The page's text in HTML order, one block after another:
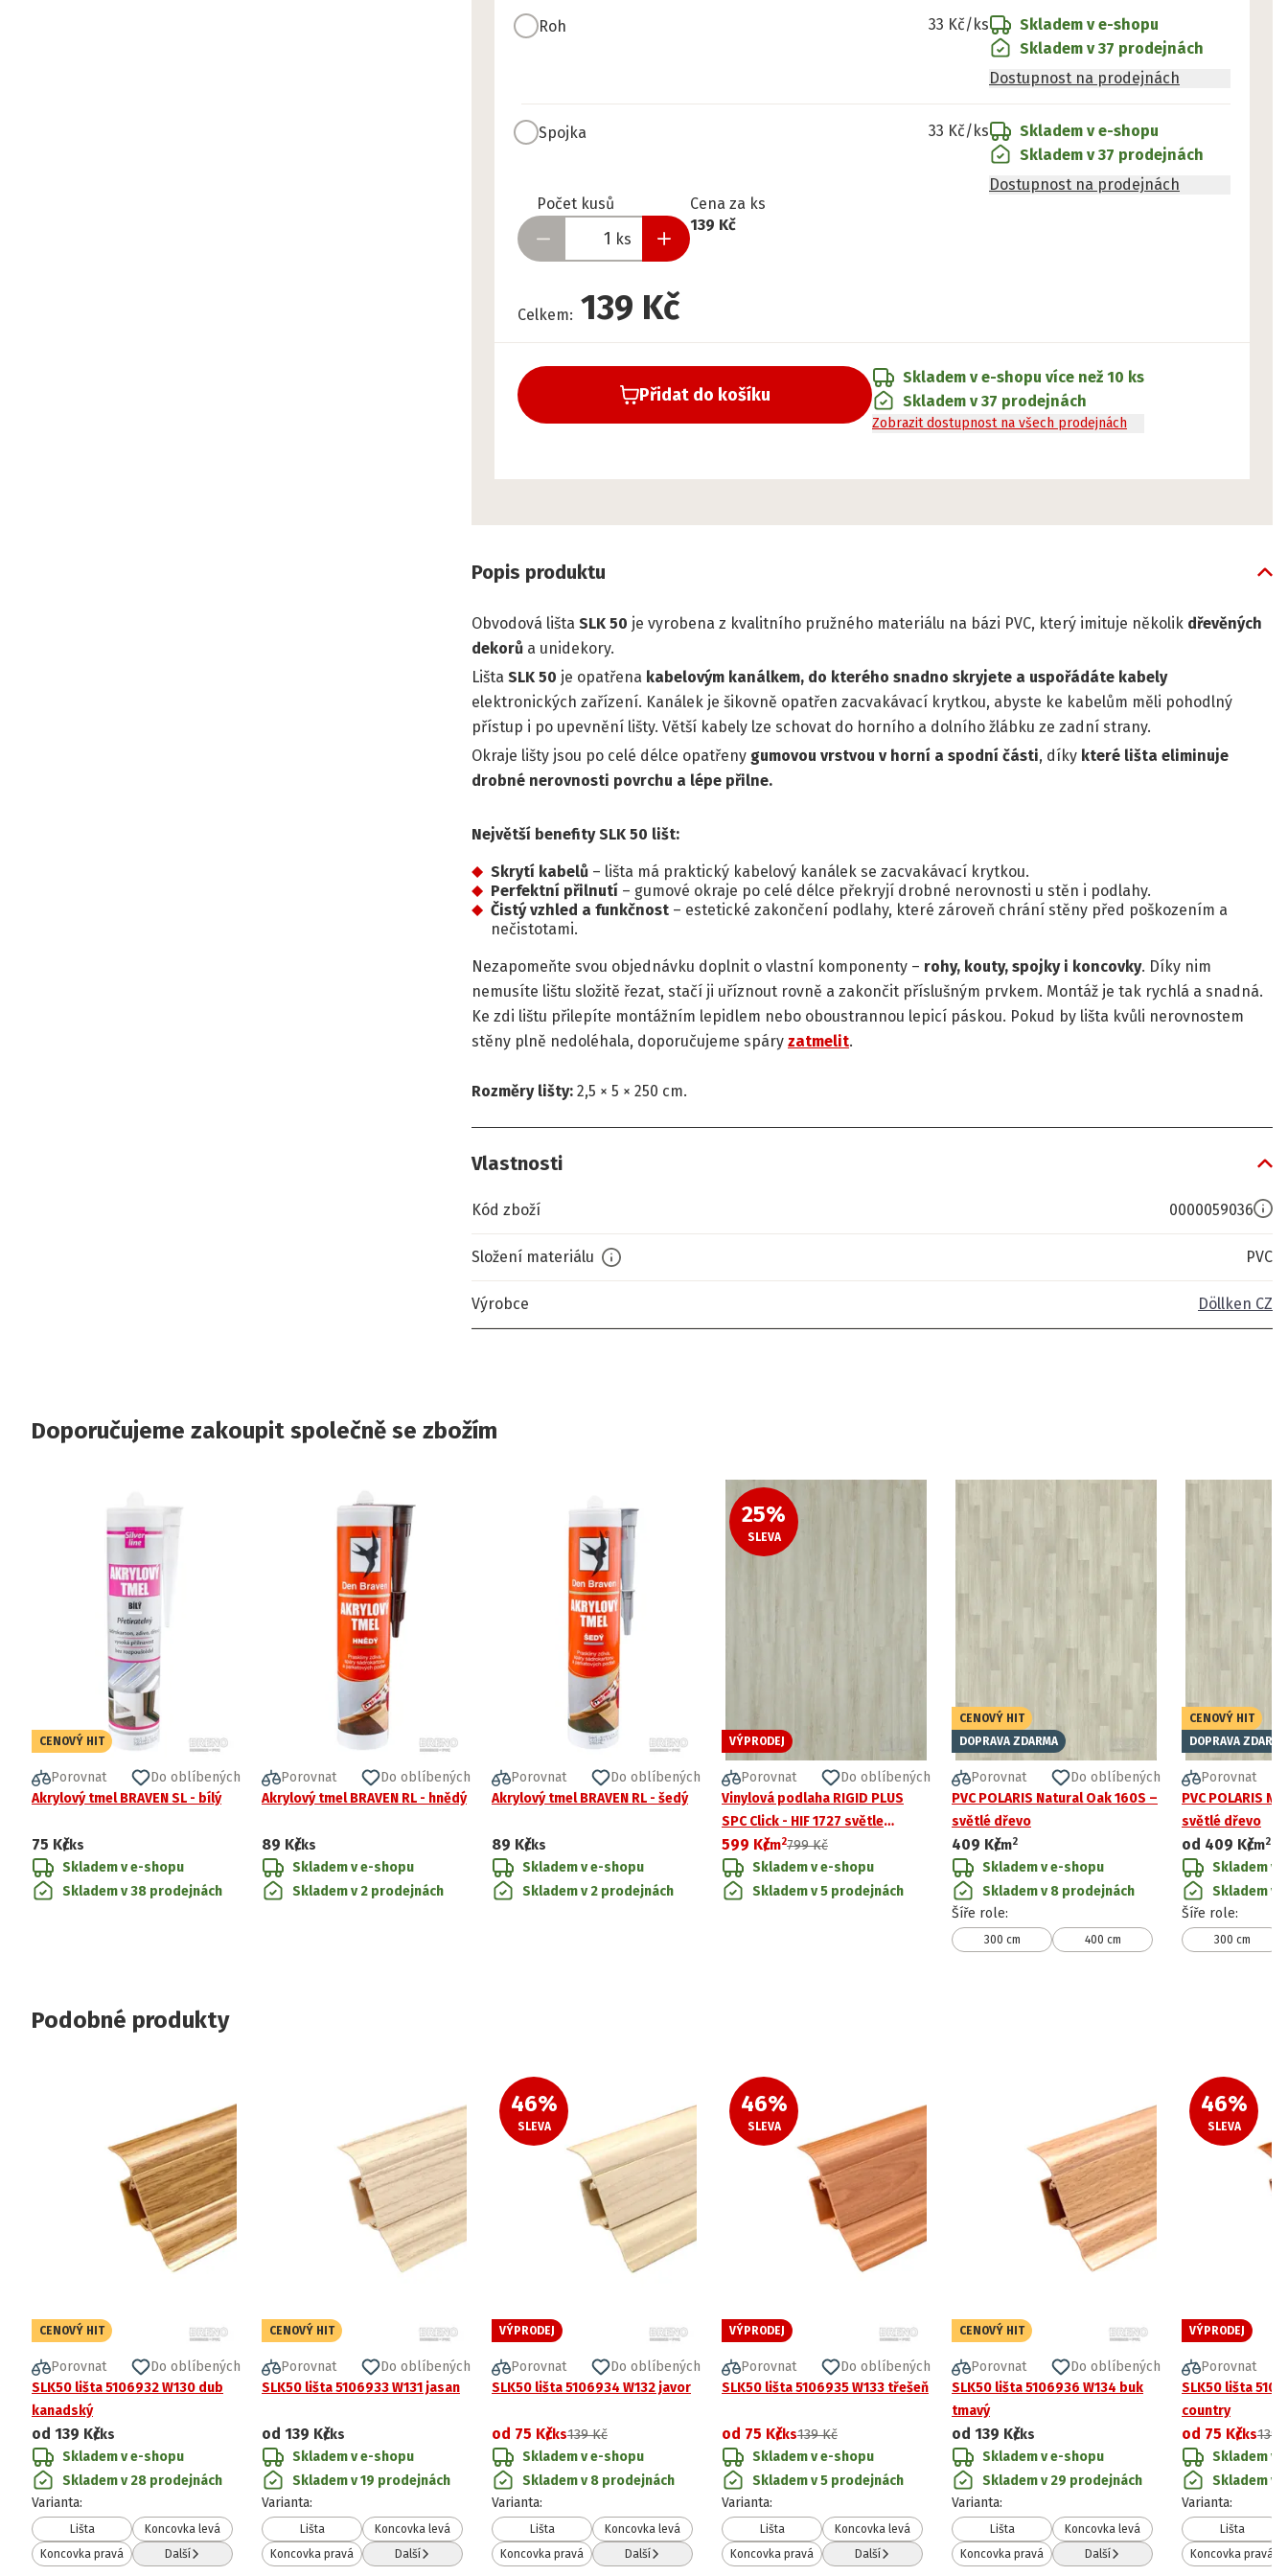
Roh 33 Kč/ks
Skladem v e-shopu
Skladem v 37 prodejnách
Dostupnost na prodejnách
Spojka 33 Kč/ks
Skladem v e-shopu
Skladem v 37 prodejnách
Dostupnost na prodejnách
Počet kusů
ks
Připraveno
Cena za ks
139 Kč
Celkem: 139 Kč
Přidat do košíku
Skladem v e-shopu více než 10 ks
Skladem v 37 prodejnách
Zobrazit dostupnost na všech prodejnách
Popis produktu
Obvodová lišta SLK 50 je vyrobena z kvalitního pružného materiálu na bázi PVC, který imituje několik dřevěných
dekorů a unidekory.
Lišta SLK 50 je opatřena kabelovým kanálkem, do kterého snadno skryjete a uspořádáte kabely
elektronických zařízení. Kanálek je šikovně opatřen zacvakávací krytkou, abyste ke kabelům měli pohodlný
přístup i po upevnění lišty. Větší kabely lze schovat do horního a dolního žlábku ze zadní strany.
Okraje lišty jsou po celé délce opatřeny gumovou vrstvou v horní a spodní části, díky které lišta eliminuje
drobné nerovnosti povrchu a lépe přilne.
Největší benefity SLK 50 lišt:
Skrytí kabelů – lišta má praktický kabelový kanálek se zacvakávací krytkou.
Perfektní přilnutí – gumové okraje po celé délce překryjí drobné nerovnosti u stěn i podlahy.
Čistý vzhled a funkčnost – estetické zakončení podlahy, které zároveň chrání stěny před poškozením a
nečistotami.
Nezapomeňte svou objednávku doplnit o vlastní komponenty – rohy, kouty, spojky i koncovky. Díky nim
nemusíte lištu složitě řezat, stačí ji uříznout rovně a zakončit příslušným prvkem. Montáž je tak rychlá a snadná.
Ke zdi lištu přilepíte montážním lepidlem nebo oboustrannou lepicí páskou. Pokud by lišta kvůli nerovnostem
stěny plně nedoléhala, doporučujeme spáry zatmelit.
Rozměry lišty: 2,5 × 5 × 250 cm.
Vlastnosti
Kód zboží 0000059036
Složení materiálu PVC
Výrobce Döllken CZ
Doporučujeme zakoupit společně se zbožím
CENOVÝ HIT
Porovnat
Do oblíbených
Akrylový tmel BRAVEN SL - bílý
75 Kč/ks
Skladem v e-shopu
Skladem v 38 prodejnách
Porovnat
Do oblíbených
Akrylový tmel BRAVEN RL - hnědý
89 Kč/ks
Skladem v e-shopu
Skladem v 2 prodejnách
Porovnat
Do oblíbených
Akrylový tmel BRAVEN RL - šedý
89 Kč/ks
Skladem v e-shopu
Skladem v 2 prodejnách
25%
SLEVA
VÝPRODEJ
Porovnat
Do oblíbených
Vinylová podlaha RIGID PLUS
SPC Click - HIF 1727 světle
béžové dřevo
599 Kč
/m2799 Kč
Skladem v e-shopu
Skladem v 5 prodejnách
CENOVÝ HIT
DOPRAVA ZDARMA
Porovnat
Do oblíbených
PVC POLARIS Natural Oak 160S –
světlé dřevo
409 Kč
/m2
Skladem v e-shopu
Skladem v 8 prodejnách
Šíře role:
300 cm 400 cm
CENOVÝ HIT
DOPRAVA ZDARMA
Porovnat
PVC POLARIS
světlé dřevo
od 409 Kč
/m2
Skladem v
Skladem v
Šíře role:
300 cm
Podobné produkty
CENOVÝ HIT
Porovnat
Do oblíbených
SLK50 lišta 5106932 W130 dub
kanadský
od 139 Kč/ks
Skladem v e-shopu
Skladem v 28 prodejnách
Varianta:
Lišta
Koncovka levá
Koncovka pravá
Další
CENOVÝ HIT
Porovnat
Do oblíbených
SLK50 lišta 5106933 W131 jasan
od 139 Kč/ks
Skladem v e-shopu
Skladem v 19 prodejnách
Varianta:
Lišta
Koncovka levá
Koncovka pravá
Další
46%
SLEVA
VÝPRODEJ
Porovnat
Do oblíbených
SLK50 lišta 5106934 W132 javor
od 75 Kč/ks139 Kč
Skladem v e-shopu
Skladem v 8 prodejnách
Varianta:
Lišta
Koncovka levá
Koncovka pravá
Další
46%
SLEVA
VÝPRODEJ
Porovnat
Do oblíbených
SLK50 lišta 5106935 W133 třešeň
od 75 Kč/ks139 Kč
Skladem v e-shopu
Skladem v 5 prodejnách
Varianta:
Lišta
Koncovka levá
Koncovka pravá
Další
CENOVÝ HIT
Porovnat
Do oblíbených
SLK50 lišta 5106936 W134 buk
tmavý
od 139 Kč/ks
Skladem v e-shopu
Skladem v 29 prodejnách
Varianta:
Lišta
Koncovka levá
Koncovka pravá
Další
46%
SLEVA
VÝPRODEJ
Porovnat
SLK50 lišta
country
od 75 Kč/ks139
Skladem v
Skladem v
Varianta:
Lišta
Koncovka pravá